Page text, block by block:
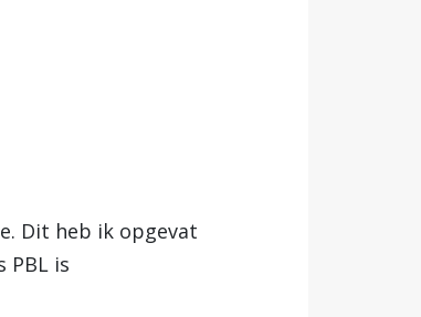
Dit heb ik opgevat
PBL is